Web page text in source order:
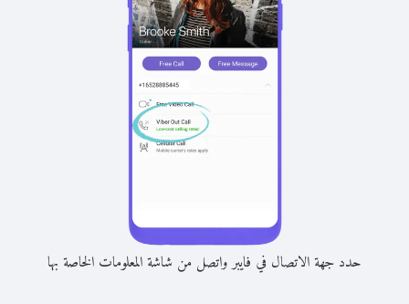
حدد جهة الاتصال في فايبر واتصل من شاشة المعلومات الخاصة بها